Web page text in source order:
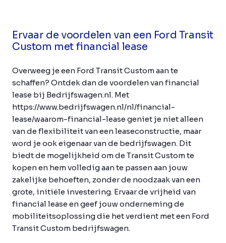
Ervaar de voordelen van een Ford Transit
Custom met financial lease
Overweeg je een Ford Transit Custom aan te
schaffen? Ontdek dan de voordelen van financial
lease bij Bedrijfswagen.nl. Met
https://www.bedrijfswagen.nl/nl/financial-
lease/waarom-financial-lease geniet je niet alleen
van de flexibiliteit van een leaseconstructie, maar
word je ook eigenaar van de bedrijfswagen. Dit
biedt de mogelijkheid om de Transit Custom te
kopen en hem volledig aan te passen aan jouw
zakelijke behoeften, zonder de noodzaak van een
grote, initiële investering. Ervaar de vrijheid van
financial lease en geef jouw onderneming de
mobiliteitsoplossing die het verdient met een Ford
Transit Custom bedrijfswagen.